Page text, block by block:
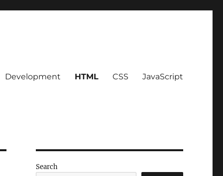
Development HTML CSS JavaScript
Search